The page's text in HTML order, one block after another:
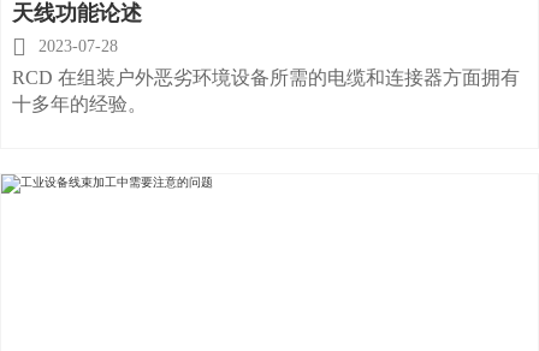
天线功能论述
 2023-07-28
RCD 在组装户外恶劣环境设备所需的电缆和连接器方面拥有
十多年的经验。